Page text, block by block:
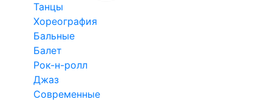
Танцы
Хореография
Бальные
Балет
Рок-н-ролл
Джаз
Современные